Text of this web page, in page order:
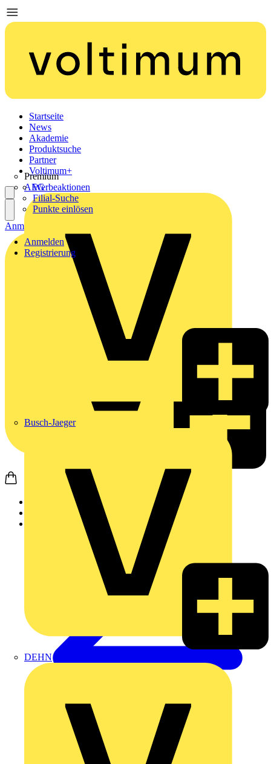
Startseite
News
Akademie
Produktsuche
Partner
Premium
AEG
Busch-Jaeger
DEHN
Voltimum+
Werbeaktionen
Filial-Suche
Punkte einlösen
Anmelden
Registrierung
Anmelden